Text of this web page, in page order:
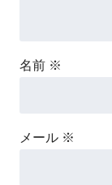
名前 ※
メール ※